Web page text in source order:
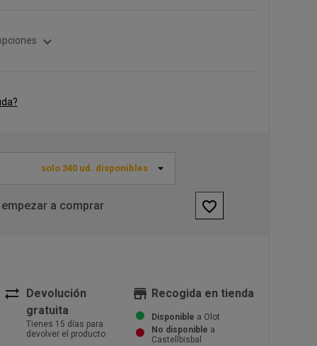
expand_more
solo 340 ud. disponibles
a comprar favorite_border
sync_alt
Devolución
gratuita
Tienes 15 días para
devolver el producto
store Recogida en tienda
Disponible a Olot
No disponible a
Castellbisbal